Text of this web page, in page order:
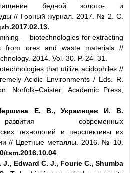
бедной золото- и
// Горный журнал. 2017. № 2. С.
— biotechnologies for extracting
from ores and waste materials //
2014. Vol. 30. P. 24–31.
that utilize acidophiles //
Acidic Environments / Eds. R.
Norfolk–Caister: Academic Press,
Е. В., Украинцев И. В.
современных
технологий и перспективы их
// Цветные металлы. 2016. № 10.
tsm.2016.10.04
J., Edward C. J., Fourie C., Shumba